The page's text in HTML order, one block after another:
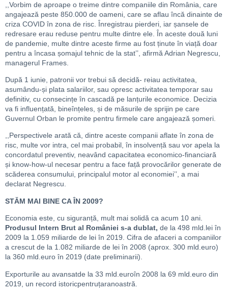
,,Vorbim de aproape o treime dintre companiile din România, care
angajează peste 850.000 de oameni, care se aflau încă dinainte de
criza COVID în zona de risc. Înregistrau pierderi, iar șansele de
redresare erau reduse pentru multe dintre ele. În aceste două luni
de pandemie, multe dintre aceste firme au fost ținute în viață doar
pentru a încasa șomajul tehnic de la stat’’, afirmă Adrian Negrescu,
managerul Frames.
După 1 iunie, patronii vor trebui să decidă- reiau activitatea,
asumându-și plata salariilor, sau opresc activitatea temporar sau
definitiv, cu consecințe în cascadă pe lanțurile economice. Decizia
va fi influențată, bineînțeles, și de măsurile de sprijin pe care
Guvernul Orban le promite pentru firmele care angajează șomeri.
,,Perspectivele arată că, dintre aceste companii aflate în zona de
risc, multe vor intra, cel mai probabil, în insolvență sau vor apela la
concordatul preventiv, neavând capacitatea economico-financiară
și know-how-ul necesar pentru a face față provocărilor generate de
scăderea consumului, principalul motor al economiei’’, a mai
declarat Negrescu.
STĂM MAI BINE CA ÎN 2009?
Economia este, cu siguranță, mult mai solidă ca acum 10 ani.
Produsul Intern Brut al României s-a dublat, de la 498 mld.lei în
2009 la 1.059 miliarde de lei în 2019. Cifra de afaceri a companiilor
a crescut de la 1.082 miliarde de lei în 2008 (aprox. 300 mld.euro)
la 360 mld.euro în 2019 (date preliminarii).
Exporturile au avansatde la 33 mld.euroîn 2008 la 69 mld.euro din
2019, un record istoricpentruțaranoastră.